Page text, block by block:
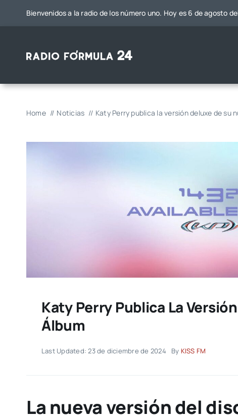
Bienvenidos a la radio de los número uno. Hoy es 6 de agosto
Home Noticias Katy Perry publica la versión deluxe de su
Katy Perry Publica La
Álbum
Last Updated: 23 de diciembre de 2024 By KISS FM
La nueva versión del